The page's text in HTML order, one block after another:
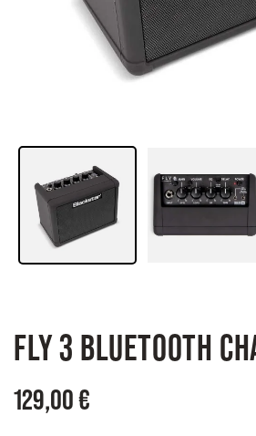
FLY 3 BLUETOOTH
129,00 €